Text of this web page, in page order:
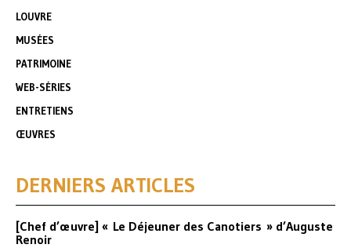
LOUVRE
MUSÉES
PATRIMOINE
WEB-SÉRIES
ENTRETIENS
ŒUVRES
DERNIERS ARTICLES
[Chef d’œuvre] « Le Déjeuner des Canotiers » d’Auguste
Renoir